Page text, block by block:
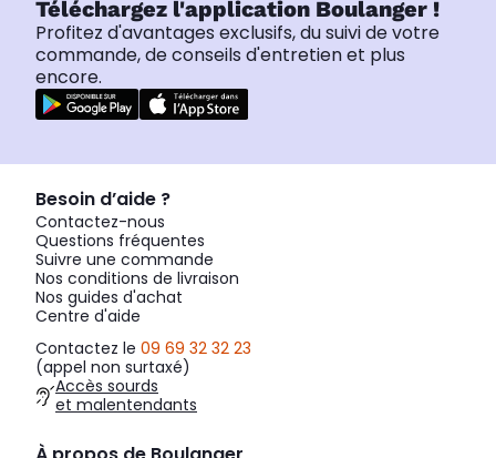
Téléchargez l'application Boulanger !
Profitez d'avantages exclusifs, du suivi de votre
commande, de conseils d'entretien et plus
encore.
Besoin d’aide ?
Contactez-nous
Questions fréquentes
Suivre une commande
Nos conditions de livraison
Nos guides d'achat
Centre d'aide
Contactez le 09 69 32 32 23
(appel non surtaxé)
Accès sourds
et malentendants